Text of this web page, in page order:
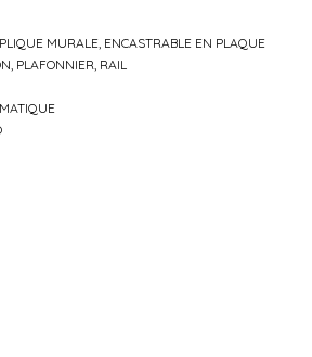
MURALE, ENCASTRABLE EN PLAQUE
PLAFONNIER, RAIL